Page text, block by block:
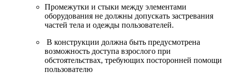
Промежутки и стыки между элементами
оборудования не должны допускать застревания
частей тела и одежды пользователей.
В конструкции должна быть предусмотрена
возможность доступа взрослого при
обстоятельствах, требующих посторонней помощи
пользователю